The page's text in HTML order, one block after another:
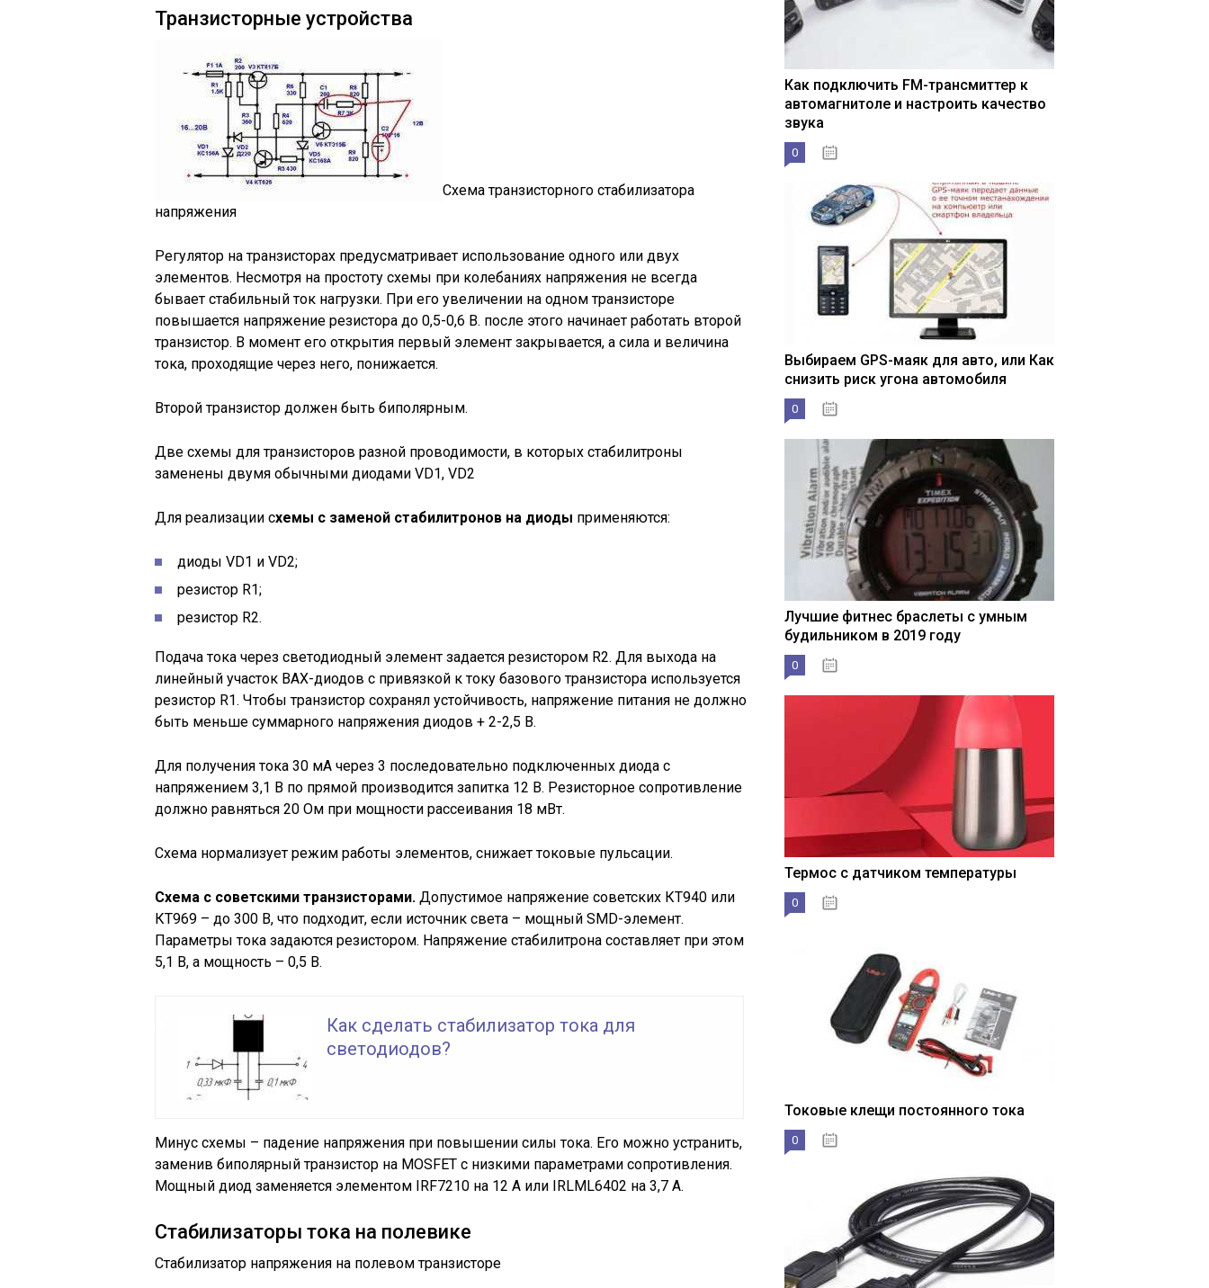
Транзисторные устройства
Схема транзисторного стабилизатора
напряжения
Регулятор на транзисторах предусматривает использование одного или двух
элементов. Несмотря на простоту схемы при колебаниях напряжения не всегда
бывает стабильный ток нагрузки. При его увеличении на одном транзисторе
повышается напряжение резистора до 0,5-0,6 В. после этого начинает работать второй
транзистор. В момент его открытия первый элемент закрывается, а сила и величина
тока, проходящие через него, понижается.
Второй транзистор должен быть биполярным.
Две схемы для транзисторов разной проводимости, в которых стабилитроны
заменены двумя обычными диодами VD1, VD2
Для реализации схемы с заменой стабилитронов на диоды применяются:
диоды VD1 и VD2;
резистор R1;
резистор R2.
Подача тока через светодиодный элемент задается резистором R2. Для выхода на
линейный участок ВАХ-диодов с привязкой к току базового транзистора используется
резистор R1. Чтобы транзистор сохранял устойчивость, напряжение питания не должно
быть меньше суммарного напряжения диодов + 2-2,5 В.
Для получения тока 30 мА через 3 последовательно подключенных диода с
напряжением 3,1 В по прямой производится запитка 12 В. Резисторное сопротивление
должно равняться 20 Ом при мощности рассеивания 18 мВт.
Схема нормализует режим работы элементов, снижает токовые пульсации.
Схема с советскими транзисторами. Допустимое напряжение советских КТ940 или
КТ969 – до 300 В, что подходит, если источник света – мощный SMD-элемент.
Параметры тока задаются резистором. Напряжение стабилитрона составляет при этом
5,1 В, а мощность – 0,5 В.
Как сделать стабилизатор тока для
светодиодов?
Минус схемы – падение напряжения при повышении силы тока. Его можно устранить,
заменив биполярный транзистор на MOSFET с низкими параметрами сопротивления.
Мощный диод заменяется элементом IRF7210 на 12 А или IRLML6402 на 3,7 А.
Стабилизаторы тока на полевике
Стабилизатор напряжения на полевом транзисторе
Как подключить FM-трансмиттер к
автомагнитоле и настроить качество
звука
0
Выбираем GPS-маяк для авто, или Как
снизить риск угона автомобиля
0
Лучшие фитнес браслеты с умным
будильником в 2019 году
0
Термос с датчиком температуры
0
Токовые клещи постоянного тока
0